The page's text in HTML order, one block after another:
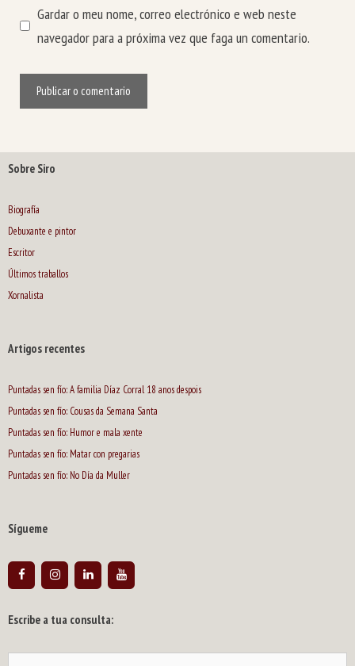
Gardar o meu nome, correo electrónico e web neste
navegador para a próxima vez que faga un comentario.
Sobre Siro
Biografía
Debuxante e pintor
Escritor
Últimos traballos
Xornalista
Artigos recentes
Puntadas sen fío: A familia Díaz Corral 18 anos despois
Puntadas sen fío: Cousas da Semana Santa
Puntadas sen fío: Humor e mala xente
Puntadas sen fío: Matar con pregarias
Puntadas sen fío: No Día da Muller
Sígueme
Escribe a tua consulta: